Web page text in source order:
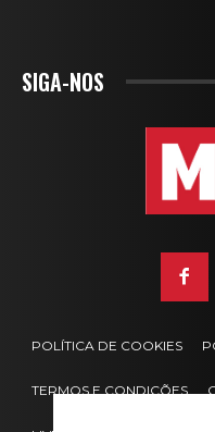
SIGA-NOS
POLÍTICA DE COOKIES
TERMOS E CONDIÇÕES